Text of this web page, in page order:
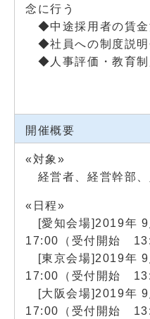
念に行う
◆中途採用者の賃金
◆社員への制度説明
◆人事評価・教育制
開催概要
«対象»
経営者、経営幹部、
«日程»
[愛知会場]2019年
17:00（受付開始
[東京会場]2019年
17:00
（受付開始
[大阪会場]2019年
17:00
（受付開始